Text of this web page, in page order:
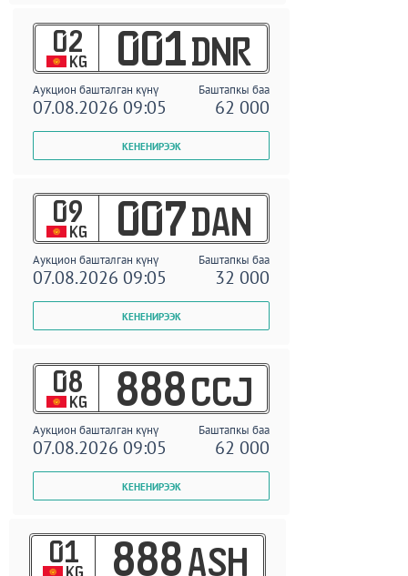
02
KG 001 DNR
Аукцион башталган күнү Баштапкы баа
07.08.2026 09:05 62 000
09
KG 007 DAN
Аукцион башталган күнү Баштапкы баа
07.08.2026 09:05 32 000
08
KG 888 CCJ
Аукцион башталган күнү Баштапкы баа
07.08.2026 09:05 62 000
01
KG 888 ASH